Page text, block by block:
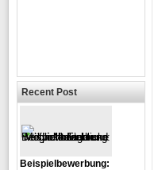
Recent Post
Beispielbewerbung: